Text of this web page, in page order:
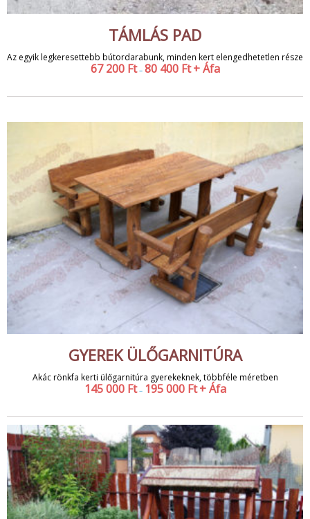
TÁMLÁS PAD
Az egyik legkeresettebb bútordarabunk, minden kert elengedhetetlen része
67 200 Ft – 80 400 Ft + Áfa
GYEREK ÜLŐGARNITÚRA
Akác rönkfa kerti ülőgarnitúra gyerekeknek, többféle méretben
145 000 Ft – 195 000 Ft + Áfa